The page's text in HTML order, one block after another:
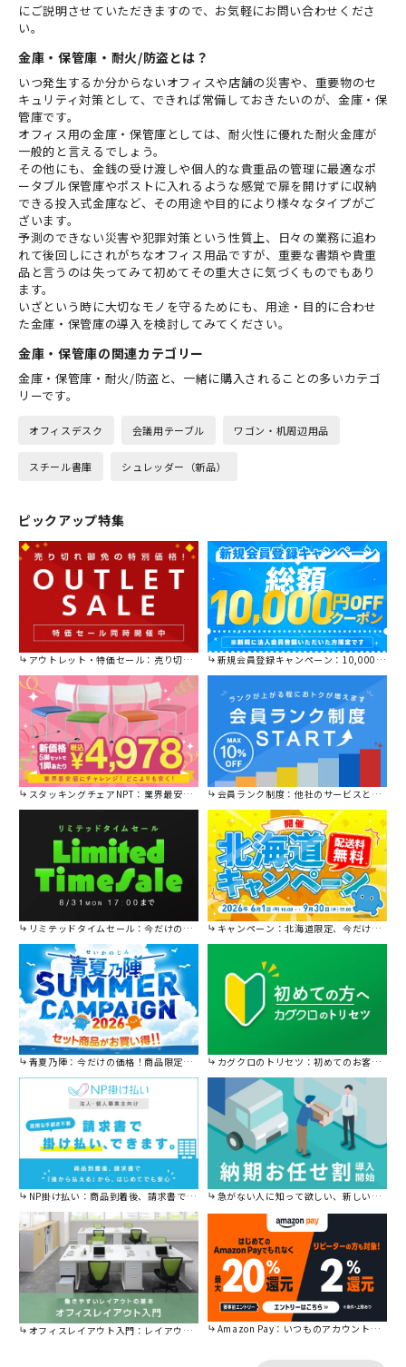
にご説明させていただきますので、お気軽にお問い合わせくださ
い。
金庫・保管庫・耐火/防盗とは？
いつ発生するか分からないオフィスや店舗の災害や、重要物のセ
キュリティ対策として、できれば常備しておきたいのが、金庫・保
管庫です。
オフィス用の金庫・保管庫としては、耐火性に優れた耐火金庫が
一般的と言えるでしょう。
その他にも、金銭の受け渡しや個人的な貴重品の管理に最適なポ
ータブル保管庫やポストに入れるような感覚で扉を開けずに収納
できる投入式金庫など、その用途や目的により様々なタイプがご
ざいます。
予測のできない災害や犯罪対策という性質上、日々の業務に追わ
れて後回しにされがちなオフィス用品ですが、重要な書類や貴重
品と言うのは失ってみて初めてその重大さに気づくものでもあり
ます。
いざという時に大切なモノを守るためにも、用途・目的に合わせ
た金庫・保管庫の導入を検討してみてください。
金庫・保管庫の関連カテゴリー
金庫・保管庫・耐火/防盗と、一緒に購入されることの多いカテゴ
リーです。
オフィスデスク 会議用テーブル ワゴン・机周辺用品
スチール書庫 シュレッダー（新品）
ピックアップ特集
アウトレット・特価セール：売り切れ御免の特別価格！ 新規会員登録キャンペーン：10,000円OFFクーポン進呈中！
スタッキングチェアNPT：業界最安値に挑戦！ 会員ランク制度：他社のサービスと比較してください。
リミテッドタイムセール：今だけの限定セール。 キャンペーン：北海道限定、今だけ送料無料！
青夏乃陣：今だけの価格！商品限定セール開催中です。 カグクロのトリセツ：初めてのお客様はこちら。
NP掛け払い：商品到着後、請求書で後から払えます。 急がない人に知って欲しい、新しい割引を始めました。
オフィスレイアウト入門：レイアウトの基本をご紹介。 Amazon Pay：いつものアカウントで簡単に決済可能。